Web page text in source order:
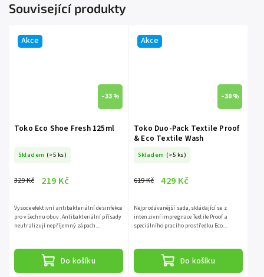
Související produkty
Akce
–33 %
Toko Eco Shoe Fresh 125ml
Skladem (>5 ks)
329 Kč 219 Kč
Do košíku
Vysoce efektivní antibakteriální desinfekce
pro všechnu obuv. Antibakteriální přísady
neutralizují nepříjemný zápach....
Akce
–30 %
Toko Duo-Pack Textile Proof
& Eco Textile Wash
Skladem (>5 ks)
619 Kč 429 Kč
Do košíku
Nejprodávanější sada, skládající se z
intenzivní impregnace Textile Proof a
speciálního pracího prostředku Eco...